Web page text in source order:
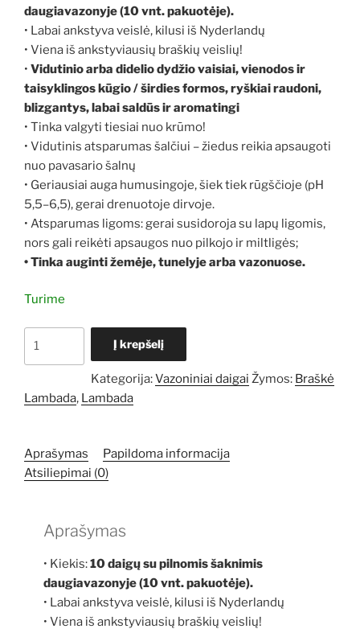
daugiavazonyje (10 vnt. pakuotėje).
• Labai ankstyva veislė, kilusi iš Nyderlandų
• Viena iš ankstyviausių braškių veislių!
• Vidutinio arba didelio dydžio vaisiai, vienodos ir
taisyklingos kūgio / širdies formos, ryškiai raudoni,
blizgantys, labai saldūs ir aromatingi
• Tinka valgyti tiesiai nuo krūmo!
• Vidutinis atsparumas šalčiui – žiedus reikia apsaugoti
nuo pavasario šalnų
• Geriausiai auga humusingoje, šiek tiek rūgščioje (pH
5,5–6,5), gerai drenuotoje dirvoje.
• Atsparumas ligoms: gerai susidoroja su lapų ligomis,
nors gali reikėti apsaugos nuo pilkojo ir miltligės;
• Tinka auginti žemėje, tunelyje arba vazonuose.
Turime
Lambada
Į krepšelį
Kategorija:Vazoniniai daigai Žymos: Braškė
Lambada, Lambada
Aprašymas
Papildoma informacija
Atsiliepimai (0)
Aprašymas
• Kiekis:10 daigų su pilnomis šaknimis
daugiavazonyje (10 vnt. pakuotėje).
• Labai ankstyva veislė, kilusi iš Nyderlandų
• Viena iš ankstyviausių braškių veislių!